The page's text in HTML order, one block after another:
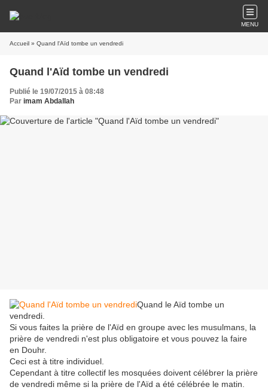
MENU
Accueil » Quand l'Aïd tombe un vendredi
Quand l'Aïd tombe un vendredi
Publié le 19/07/2015 à 08:48
Par imam Abdallah
Quand le Aïd tombe un
vendredi.
Si vous faites la prière de l'Aïd en groupe avec les musulmans, la
prière de vendredi n'est plus obligatoire et vous pouvez la faire
en Douhr.
Ceci est à titre individuel.
Cependant à titre collectif les mosquées doivent célébrer la prière
de vendredi même si la prière de l'Aïd a été célébrée le matin.